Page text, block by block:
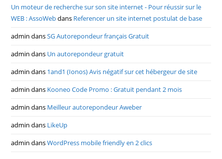
Un moteur de recherche sur son site internet - Pour réussir sur le
WEB : AssoWebdans Referencer un site internet postulat de base
admin dansSG Autorepondeur français Gratuit
admin dans Un autorepondeur gratuit
admin dans 1and1 (Ionos) Avis négatif sur cet hébergeur de site
admin dans Kooneo Code Promo : Gratuit pendant 2 mois
admin dans Meilleur autorepondeur Aweber
admin dans LikeUp
admin dansWordPress mobile friendly en 2 clics